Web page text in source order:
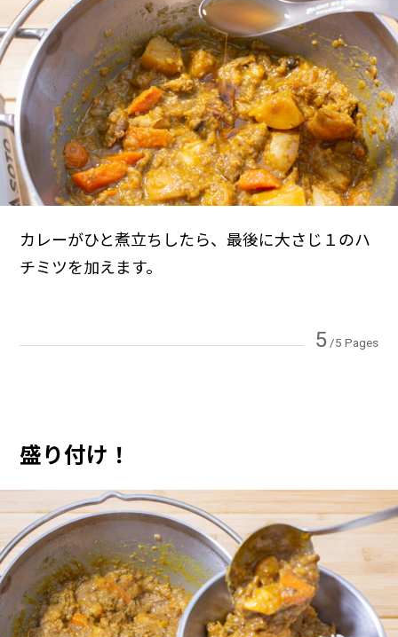
カレーがひと煮立ちしたら、最後に大さじ１のハ
チミツを加えます。
5/5 Pages
盛り付け！